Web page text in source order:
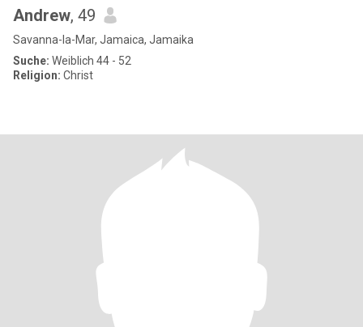
Andrew, 49
Savanna-la-Mar, Jamaica, Jamaika
Suche: Weiblich 44 - 52
Religion: Christ